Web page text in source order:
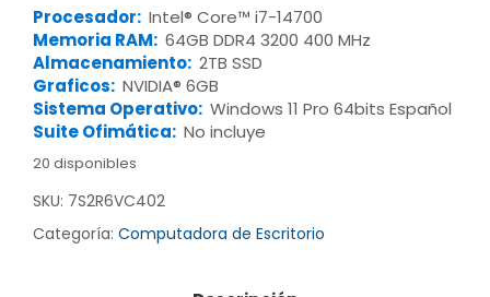
Procesador: Intel® Core™ i7-14700
Memoria RAM: 64GB DDR4 3200 400 MHz
Almacenamiento: 2TB SSD
Graficos: NVIDIA® 6GB
Sistema Operativo: Windows 11 Pro 64bits Español
Suite Ofimática: No incluye
20 disponibles
SKU: 7S2R6VC402
Categoría: Computadora de Escritorio